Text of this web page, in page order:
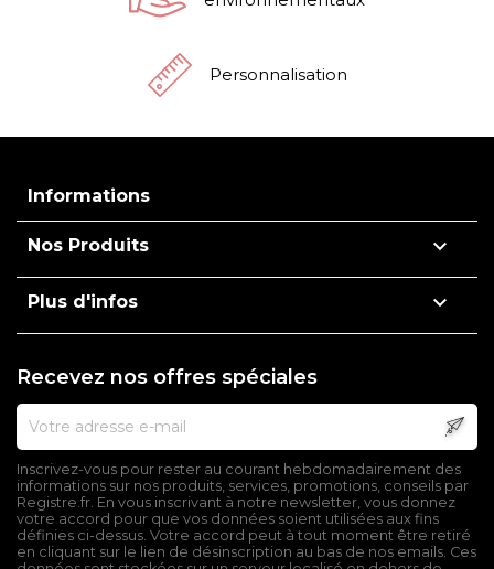
Personnalisation
Informations
Nos Produits 
Plus d'infos 
Recevez nos offres spéciales
Inscrivez-vous pour rester au courant hebdomadairement des
informations sur nos produits, services, promotions, conseils par
Registre.fr. En vous inscrivant à notre newsletter, vous donnez
votre accord pour que vos données soient utilisées aux fins
définies ci-dessus. Votre accord peut à tout moment être retiré
en cliquant sur le lien de désinscription au bas de nos emails. Ces